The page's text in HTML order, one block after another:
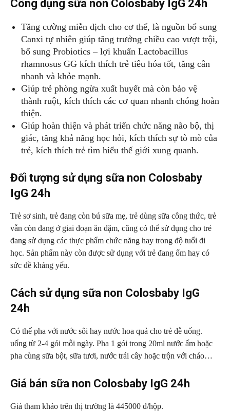
Công dụng sữa non Colosbaby IgG 24h
Tăng cường miễn dịch cho cơ thể, là nguồn bổ sung
Canxi tự nhiên giúp tăng trưởng chiều cao vượt trội,
bổ sung Probiotics – lợi khuẩn Lactobacillus
rhamnosus GG kích thích trẻ tiêu hóa tốt, tăng cân
nhanh và khỏe mạnh.
Giúp trẻ phòng ngừa xuất huyết mà còn bảo vệ
thành ruột, kích thích các cơ quan nhanh chóng hoàn
thiện.
Giúp hoàn thiện và phát triển chức năng não bộ, thị
giác, tăng khả năng học hỏi, kích thích sự tò mò của
trẻ, kích thích trẻ tìm hiểu thế giới xung quanh.
Đối tượng sử dụng sữa non Colosbaby
IgG 24h
Trẻ sơ sinh, trẻ đang còn bú sữa mẹ, trẻ dùng sữa công thức, trẻ
vẫn còn đang ở giai đoạn ăn dặm, cũng có thể sử dụng cho trẻ
đang sử dụng các thực phẩm chức năng hay trong độ tuổi đi
học. Sản phẩm này còn được sử dụng với trẻ đang ốm hay có
sức đề kháng yếu.
Cách sử dụng sữa non Colosbaby IgG
24h
Có thể pha với nước sôi hay nước hoa quả cho trẻ dễ uống.
uống từ 2-4 gói mỗi ngày. Pha 1 gói trong 20ml nước ấm hoặc
pha cùng sữa bột, sữa tươi, nước trái cây hoặc trộn với cháo…
Giá bán sữa non Colosbaby IgG 24h
Giá tham khảo trên thị trường là 445000 đ/hộp.